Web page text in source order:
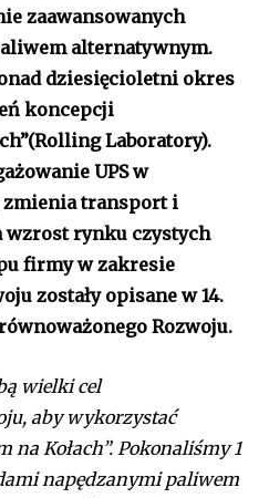
zaawansowanych
alternatywnym.
dziesięcioletni okres
koncepcji
Laboratory).
UPS w
transport i
wzrost rynku czystych
firmy w zakresie
zostały opisane w 14.
Rozwoju.
wielki cel
aby wykorzystać
na Kołach”. Pokonaliśmy 1
napędzanymi paliwem